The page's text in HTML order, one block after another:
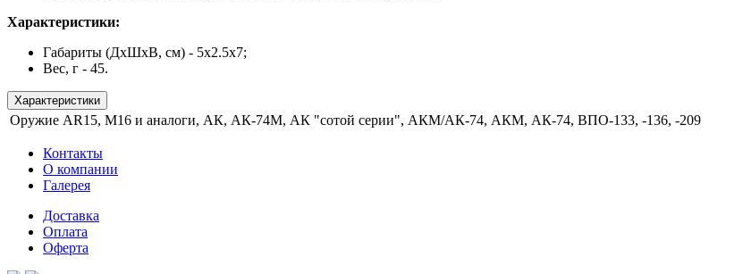
Характеристики:
Габариты (ДхШхВ, см) - 5х2.5х7;
Вес, г - 45.
Характеристики
Оружие AR15, M16 и аналоги, АК, АК-74М, АК "сотой серии", АКМ/АК-74, АКМ, АК-74, ВПО-133, -136, -209
Контакты
О компании
Галерея
Доставка
Оплата
Оферта